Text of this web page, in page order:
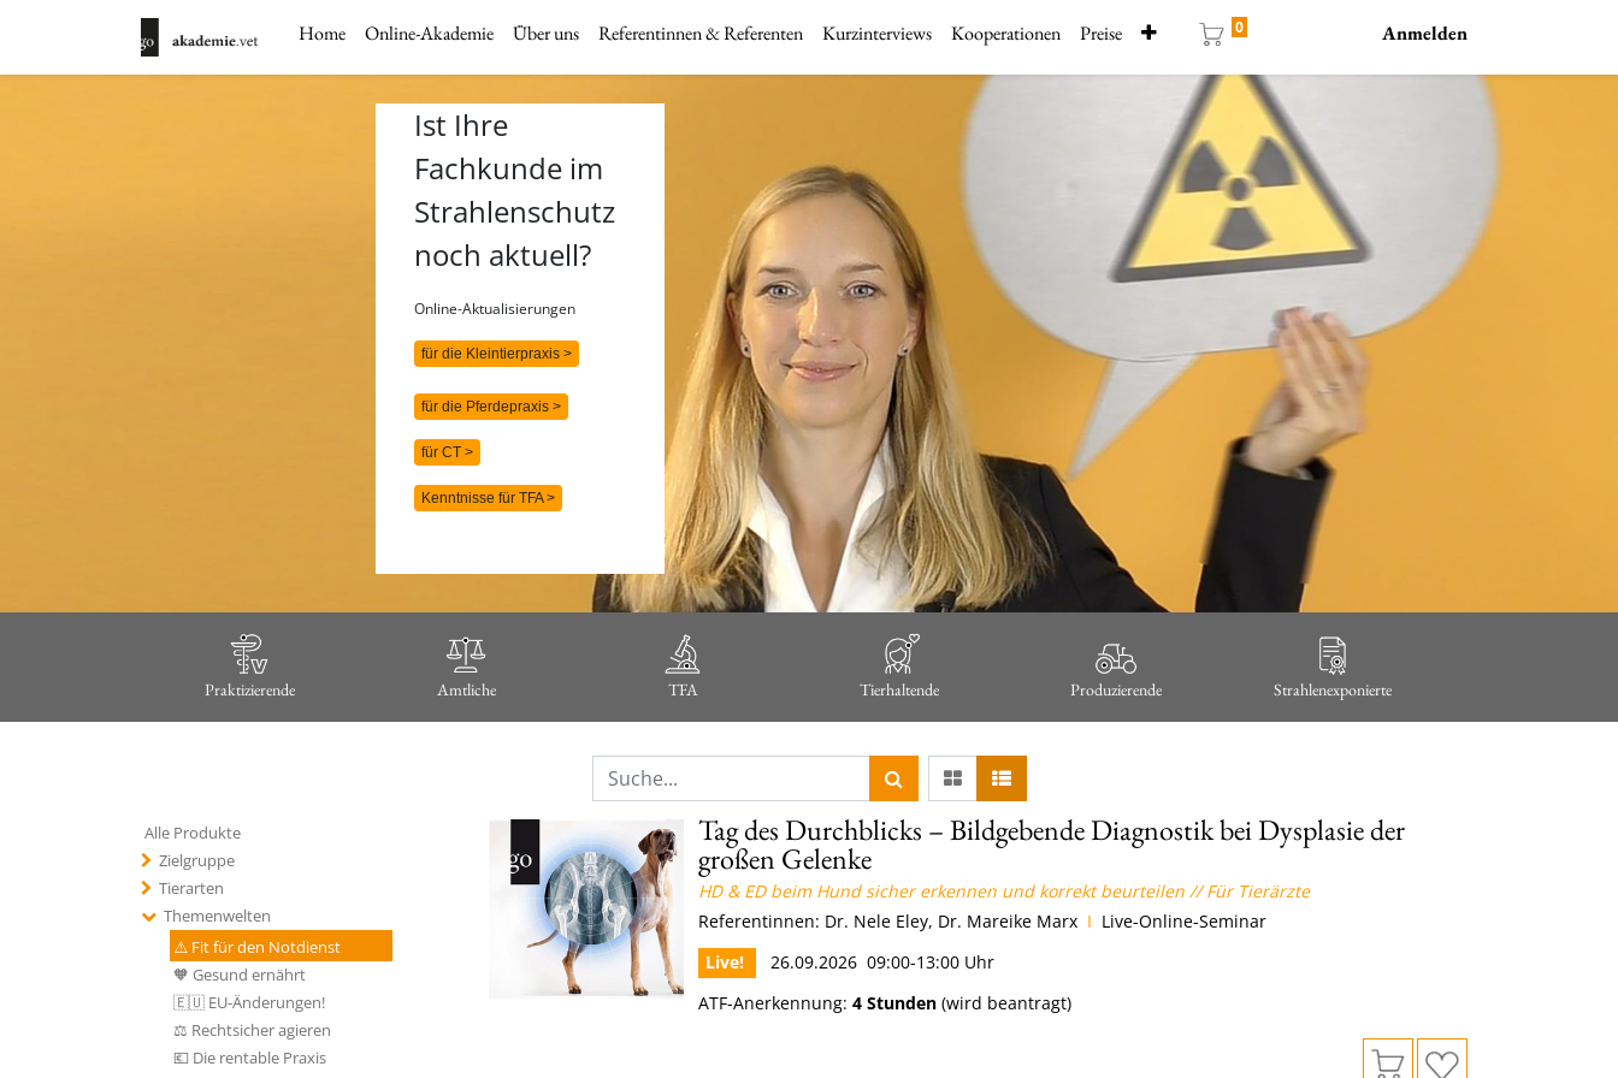
Home Online-Akademie Über uns Referentinnen & Referenten Kurzinterviews Kooperationen Preise 0 Anmelden
Ist Ihre
Fachkunde im
Strahlenschutz
noch aktuell?
Online-Aktualisierungen
für die Kleintierpraxis >
für die Pferdepraxis >
für CT >
Kenntnisse für TFA >
Praktizierende Amtliche TFA Tierhaltende Produzierende Strahlenexponierte
Alle Produkte
Zielgruppe
Tierarten
Themenwelten
⚠️ Fit für den Notdienst
🧡 Gesund ernährt
🇪🇺 EU-Änderungen!
⚖️ Rechtsicher agieren
💶 Die rentable Praxis
Tag des Durchblicks – Bildgebende Diagnostik bei Dysplasie der
großen Gelenke
HD & ED beim Hund sicher erkennen und korrekt beurteilen // Für Tierärzte
Referentinnen: Dr. Nele Eley, Dr. Mareike Marx I Live-Online-Seminar
Live!
26.09.2026 09:00-13:00 Uhr
ATF-Anerkennung: 4 Stunden (wird beantragt)